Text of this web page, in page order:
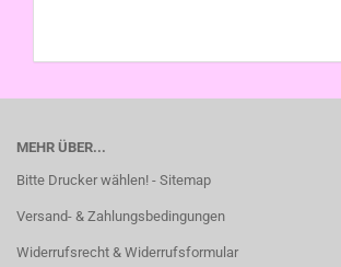
MEHR ÜBER...
Bitte Drucker wählen! - Sitemap
Versand- & Zahlungsbedingungen
Widerrufsrecht & Widerrufsformular